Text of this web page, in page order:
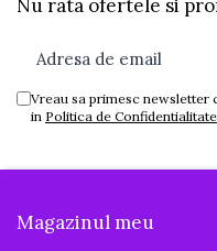
Nu rata ofertele si
Vreau sa primesc
in Politica de Confidentialitate
Magazinul meu